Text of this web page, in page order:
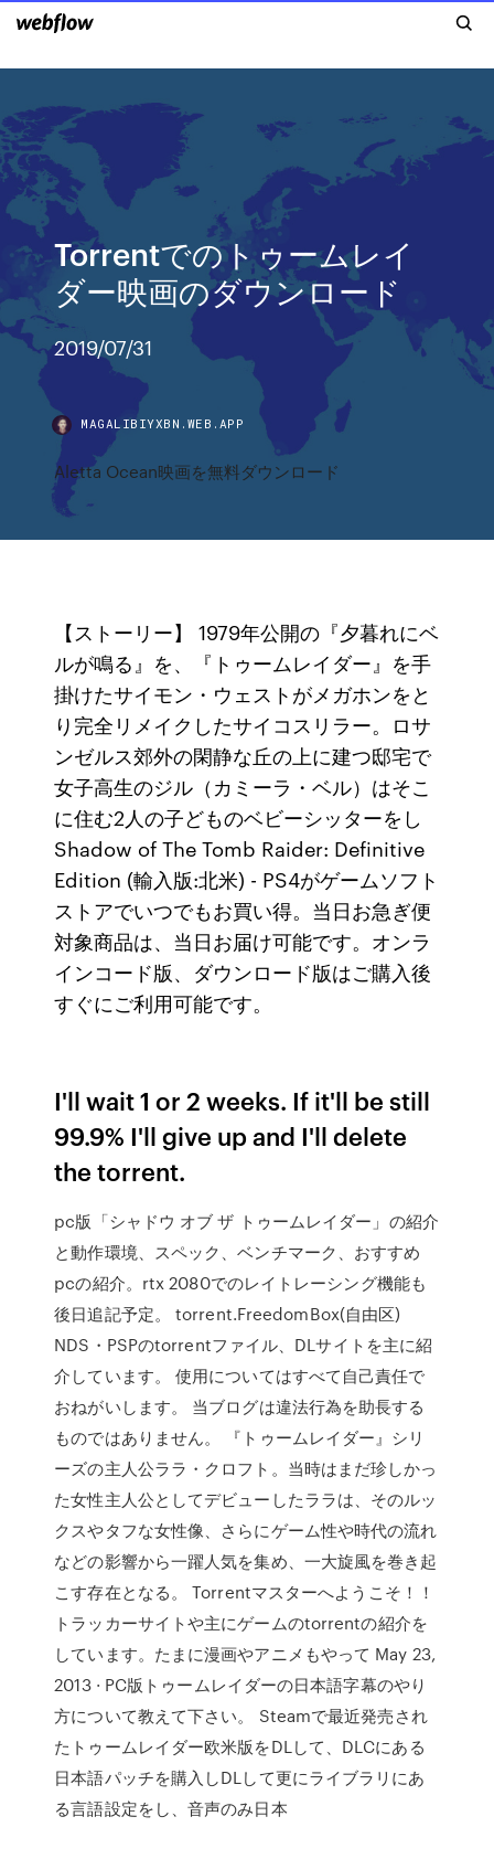
Torrentでのトゥームレイ
ダー映画のダウンロード
2019/07/31
MAGALIBIYXBN.WEB.APP
Aletta Ocean映画を無料ダウンロード
【ストーリー】 1979年公開の『夕暮れにベ
ルが鳴る』を、『トゥームレイダー』を手
掛けたサイモン・ウェストがメガホンをと
り完全リメイクしたサイコスリラー。ロサ
ンゼルス郊外の閑静な丘の上に建つ邸宅で
女子高生のジル（カミーラ・ベル）はそこ
に住む2人の子どものベビーシッターをし
Shadow of The Tomb Raider: Definitive
Edition (輸入版:北米) - PS4がゲームソフト
ストアでいつでもお買い得。当日お急ぎ便
対象商品は、当日お届け可能です。オンラ
インコード版、ダウンロード版はご購入後
すぐにご利用可能です。
I'll wait 1 or 2 weeks. If it'll be still
99.9% I'll give up and I'll delete
the torrent.
pc版「シャドウ オブ ザ トゥームレイダー」の紹介
と動作環境、スペック、ベンチマーク、おすすめ
pcの紹介。rtx 2080でのレイトレーシング機能も
後日追記予定。 torrent.FreedomBox(自由区)
NDS・PSPのtorrentファイル、DLサイトを主に紹
介しています。 使用についてはすべて自己責任で
おねがいします。 当ブログは違法行為を助長する
ものではありません。 『トゥームレイダー』シリ
ーズの主人公ララ・クロフト。当時はまだ珍しかっ
た女性主人公としてデビューしたララは、そのルッ
クスやタフな女性像、さらにゲーム性や時代の流れ
などの影響から一躍人気を集め、一大旋風を巻き起
こす存在となる。 Torrentマスターへようこそ！！
トラッカーサイトや主にゲームのtorrentの紹介を
しています。たまに漫画やアニメもやって May 23,
2013 · PC版トゥームレイダーの日本語字幕のやり
方について教えて下さい。 Steamで最近発売され
たトゥームレイダー欧米版をDLして、DLCにある
日本語パッチを購入しDLして更にライブラリにあ
る言語設定をし、音声のみ日本